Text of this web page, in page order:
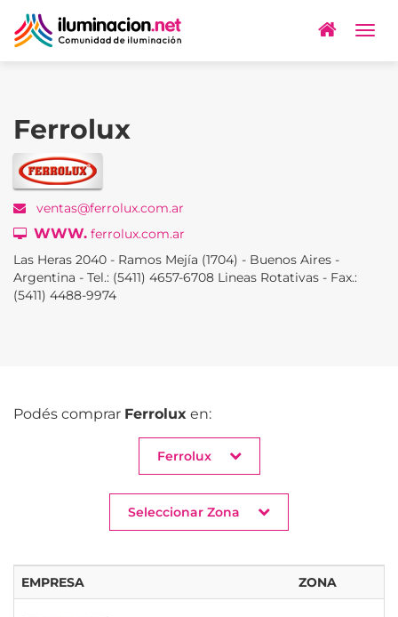
Ferrolux
ventas@ferrolux.com.ar
WWW. ferrolux.com.ar
Las Heras 2040 - Ramos Mejía (1704) - Buenos Aires -
Argentina - Tel.: (5411) 4657-6708 Lineas Rotativas - Fax.:
(5411) 4488-9974
Podés comprar Ferrolux en:
Ferrolux
Seleccionar Zona
EMPRESA ZONA